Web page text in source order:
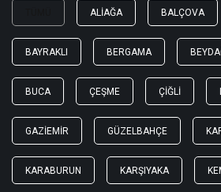
ALIAĞA BALÇOVA
BAYRAKLI BERGAMA
BUCA ÇEŞME ÇIĞLI
GAZIEMIR GÜZELBAHÇE
KARABURUN KARŞIYAKA